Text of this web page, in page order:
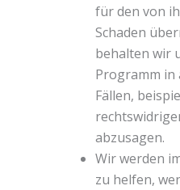
für den von
Schaden
behalten wir
Programm
Fällen,
abzusagen.
Wir werden
zu helfen,